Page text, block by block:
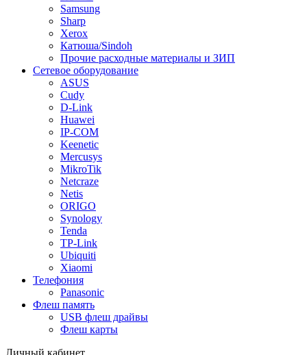
Samsung
Sharp
Xerox
Катюша/Sindoh
Прочие расходные материалы и ЗИП
Сетевое оборудование
ASUS
Cudy
D-Link
Huawei
IP-COM
Keenetic
Mercusys
MikroTik
Netcraze
Netis
ORIGO
Synology
Tenda
TP-Link
Ubiquiti
Xiaomi
Телефония
Panasonic
Флеш память
USB флеш драйвы
Флеш карты
Личный кабинет